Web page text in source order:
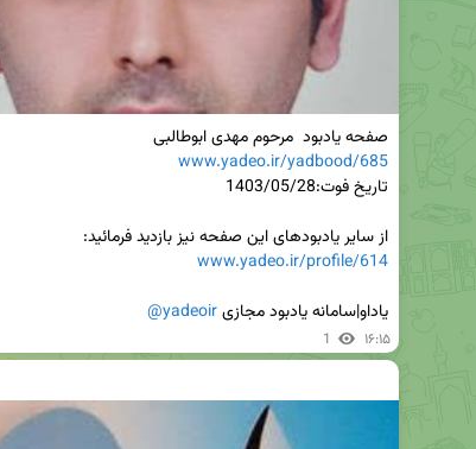
صفحه یادبود  مرحوم مهدی ابوطالبی
www.yadeo.ir/yadbood/685
از سایر یادبودهای این صفحه نیز بازدید فرمائید:
www.yadeo.ir/profile/614
یاداو|سامانه یادبود مجازی @yadeoir
1 ۱۶:۱۵